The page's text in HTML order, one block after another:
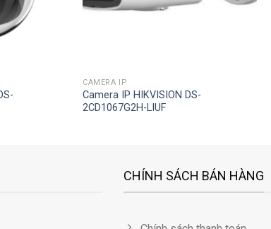
CAMERA IP
Camera IP HIKVISION DS-
2CD1067G2H-LIUF
CHÍNH SÁCH BÁN HÀNG